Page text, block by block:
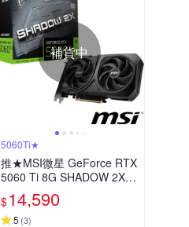
補貨中
5060Ti★
推★MSI微星 GeForce RTX
5060 Ti 8G SHADOW 2X O
C PLUS 顯示卡
$14,590
5 (3)